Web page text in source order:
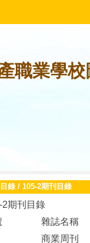
職業學
錄/ 105-2期刊目錄
2期刊目錄
雜誌名稱
商業周刊